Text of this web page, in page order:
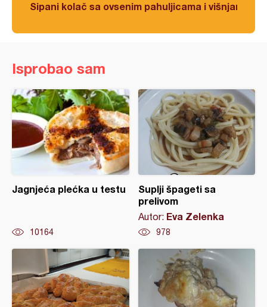
Sipani kolač sa ovsenim pahuljicama i višnjama
Isprobao sam
Jagnjeća plećka u testu
10164
Suplji špageti sa
prelivom
Autor: Eva Zelenka
978